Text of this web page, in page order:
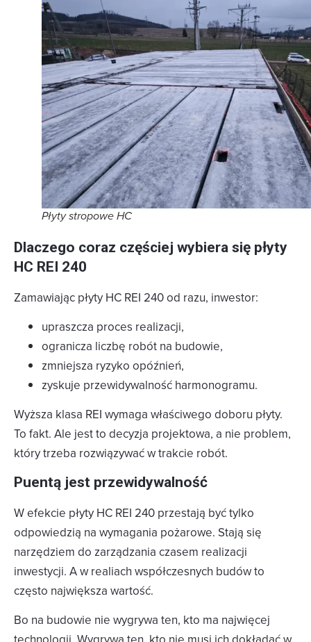
Płyty stropowe HC
Dlaczego coraz częściej wybiera się płyty
HC REI 240
Zamawiając płyty HC REI 240 od razu, inwestor:
upraszcza proces realizacji,
ogranicza liczbę robót na budowie,
zmniejsza ryzyko opóźnień,
zyskuje przewidywalność harmonogramu.
Wyższa klasa REI wymaga właściwego doboru płyty.
To fakt. Ale jest to decyzja projektowa, a nie problem,
który trzeba rozwiązywać w trakcie robót.
Puentą jest przewidywalność
W efekcie płyty HC REI 240 przestają być tylko
odpowiedzią na wymagania pożarowe. Stają się
narzędziem do zarządzania czasem realizacji
inwestycji. A w realiach współczesnych budów to
często największa wartość.
Bo na budowie nie wygrywa ten, kto ma najwięcej